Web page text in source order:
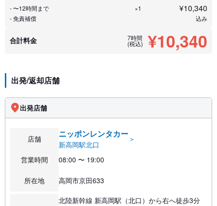
- 〜12時間まで ×1 ¥10,340
- 免責補償 込み
合計料金 7時間
(税込) ¥10,340
出発/返却店舗
出発店舗
店舗 ニッポンレンタカー
新高岡駅北口
＞
営業時間 08:00 〜 19:00
所在地 高岡市京田633
北陸新幹線 新高岡駅（北口）から右へ徒歩3分